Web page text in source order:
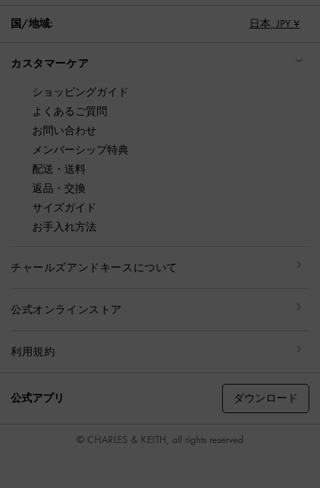
国/地域: 日本, JPY ¥
カスタマーケア
ショッピングガイド
よくあるご質問
お問い合わせ
メンバーシップ特典
配送・送料
返品・交換
サイズガイド
お手入れ方法
チャールズアンドキースについて
公式オンラインストア
利用規約
公式アプリ ダウンロード
© CHARLES & KEITH, all rights reserved